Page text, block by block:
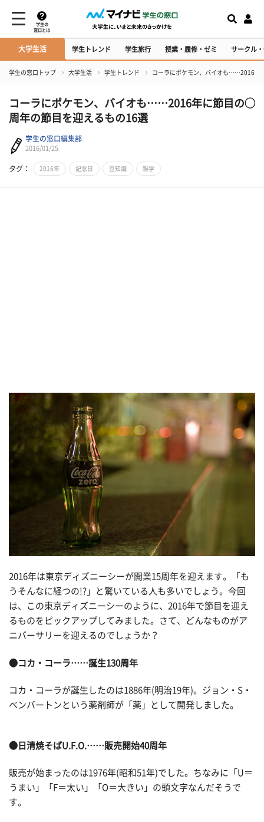
学生の
窓口とは
大学生活 学生トレンド 学生旅行 授業・履修・ゼミ サークル
学生の窓口トップ 大学生活 学生トレンド コーラにポケモン、バイオも……2016年
コーラにポケモン、バイオも……2016年に節目の◯
周年の節目を迎えるもの16選
学生の窓口編集部
2016/01/25
タグ： 2016年 記念日 豆知識 雑学
2016年は東京ディズニーシーが開業15周年を迎えます。「も
うそんなに経つの!?」と驚いている人も多いでしょう。今回
は、この東京ディズニーシーのように、2016年で節目を迎え
るものをピックアップしてみました。さて、どんなものがア
ニバーサリーを迎えるのでしょうか？
●コカ・コーラ……誕生130周年
コカ・コーラが誕生したのは1886年(明治19年)。ジョン・S・
ベンバートンという薬剤師が「薬」として開発しました。
●日清焼そばU.F.O.……販売開始40周年
販売が始まったのは1976年(昭和51年)でした。ちなみに「U＝
うまい」「F＝太い」「O＝大きい」の頭文字なんだそうで
す。